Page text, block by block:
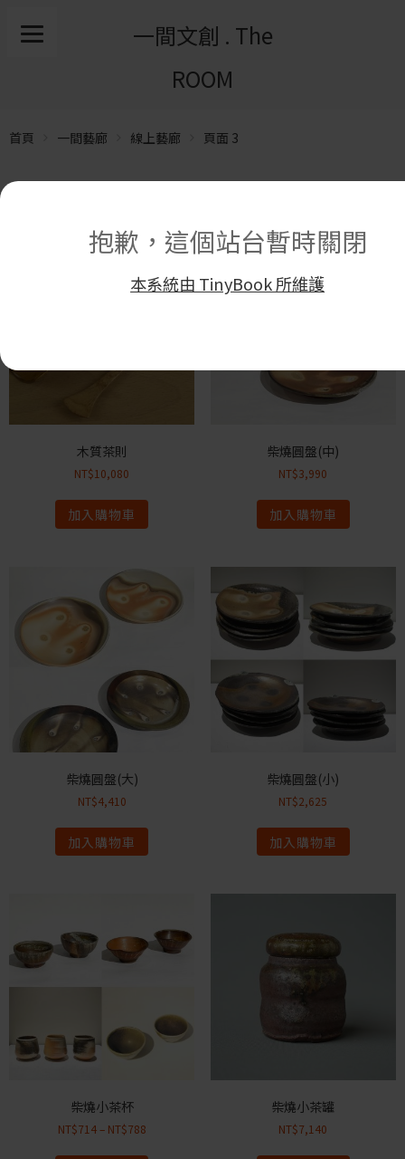
抱歉，這個站台暫時關閉
本系統由 TinyBook 所維護
一間文創 . The
ROOM
首頁 一間藝廊 線上藝廊 頁面 3
木質茶則
NT$10,080
加入購物車
柴燒圓盤(中)
NT$3,990
加入購物車
柴燒圓盤(大)
NT$4,410
加入購物車
柴燒圓盤(小)
NT$2,625
加入購物車
柴燒小茶杯
NT$714– NT$788
柴燒小茶罐
NT$7,140